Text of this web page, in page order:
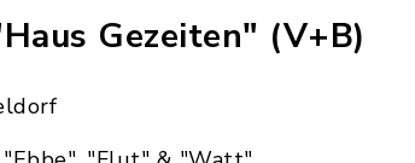
Gezeiten" (V+B)